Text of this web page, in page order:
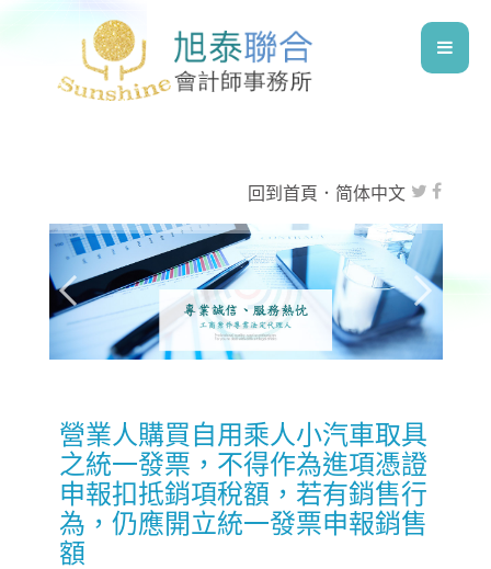
回到首頁 ． 简体中文
營業人購買自用乘人小汽車取具
之統一發票，不得作為進項憑證
申報扣抵銷項稅額，若有銷售行
為，仍應開立統一發票申報銷售
額